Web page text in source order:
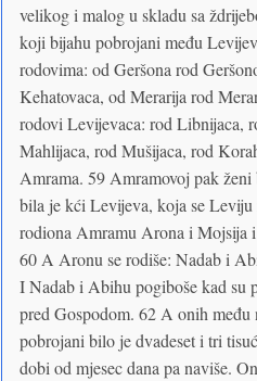
velikog i malog u skladu sa
koji bijahu pobrojani među
rodovima: od Geršona rod
Kehatovaca, od Merarija rod
rodovi Levijevaca: rod Libnijaca,
Mahlijaca, rod Mušijaca, rod
Amrama. 59 Amramovoj pak ženi
bila je kći Levijeva, koja se
rodiona Amramu Arona i Mojsija
60 A Aronu se rodiše: Nadab i
I Nadab i Abihu pogiboše kad su
pred Gospodom. 62 A onih
pobrojani bilo je dvadeset i tri
dobi od mjesec dana pa naviše.